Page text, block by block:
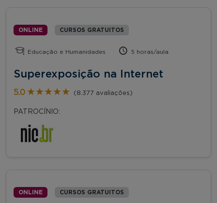
ONLINE CURSOS GRATUITOS
Educação e Humanidades 5 horas/aula
Superexposição na Internet
5.0 ★★★★★
★★★★★ (8.377 avaliações)
PATROCÍNIO:
ONLINE CURSOS GRATUITOS